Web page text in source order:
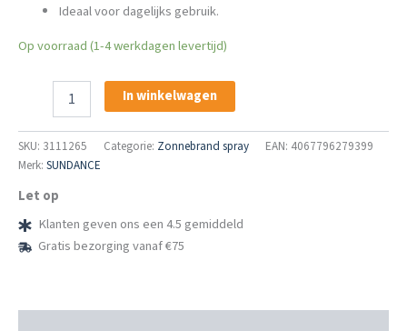
Ideaal voor dagelijks gebruik.
Op voorraad (1-4 werkdagen levertijd)
SUNDANCE
Sonnenspray
Emulsie
LSF
aantal
In winkelwagen
SKU: 3111265 Categorie: Zonnebrand spray
EAN: 4067796279399
Merk: SUNDANCE
Let op
Klanten geven ons een 4.5 gemiddeld
Gratis bezorging vanaf €75